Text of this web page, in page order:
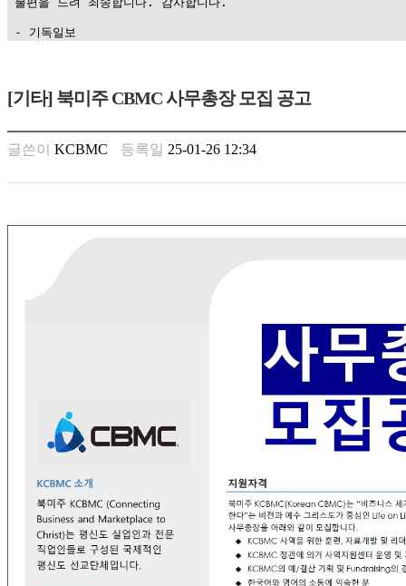
- 기독일보
만
찾
기
[기타] 북미주 CBMC 사무총장 모집 공고
글쓴이 KCBMC 등록일 25-01-26 12:34